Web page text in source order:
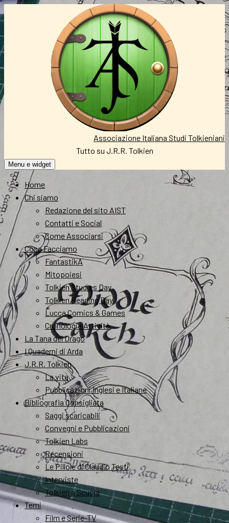
al
contenuto
Associazione Italiana Studi Tolkieniani
Tutto su J.R.R. Tolkien
Menu e widget
Home
Chi siamo
Redazione del sito AIST
Contatti e Social
Come Associarsi
Cosa Facciamo
FantastikA
Mitopoiesi
Tolkien Studies Day
Tolkien Reading Day
Lucca Comics & Games
Cronologia Attività
La Tana del Drago
I Quaderni di Arda
J.R.R. Tolkien
La vita
Pubblicazioni Inglesi e Italiane
Bibliografia Consigliata
Saggi scaricabili
Convegni e Pubblicazioni
Tolkien Labs
Recensioni
Le Pillole di Claudio Testi
Interviste
Tolkien a Scuola
Temi
Film e Serie-TV